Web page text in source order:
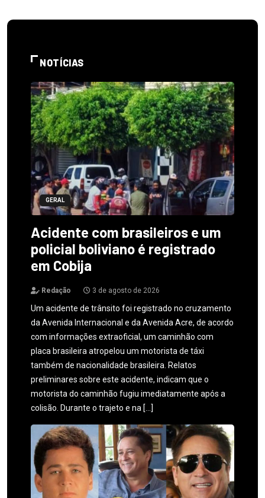
NOTÍCIAS
GERAL
Acidente com brasileiros e um
policial boliviano é registrado
em Cobija
Redação 3 de agosto de 2026
Um acidente de trânsito foi registrado no cruzamento
da Avenida Internacional e da Avenida Acre, de acordo
com informações extraoficial, um caminhão com
placa brasileira atropelou um motorista de táxi
também de nacionalidade brasileira. Relatos
preliminares sobre este acidente, indicam que o
motorista do caminhão fugiu imediatamente após a
colisão. Durante o trajeto e na […]